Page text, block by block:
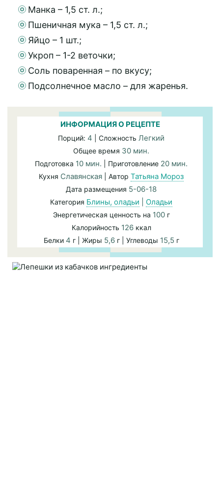
Манка – 1,5 ст. л.;
Пшеничная мука – 1,5 ст. л.;
Яйцо – 1 шт.;
Укроп – 1-2 веточки;
Соль поваренная – по вкусу;
Подсолнечное масло – для жаренья.
ИНФОРМАЦИЯ О РЕЦЕПТЕ
Порций: 4 | Сложность Легкий
Общее время 30 мин.
Подготовка 10 мин. | Приготовление 20 мин.
Кухня Славянская | Автор Татьяна Мороз
Дата размещения 5-06-18
Категория Блины, оладьи Оладьи
Энергетическая ценность на 100г
Калорийность 126ккал
Белки 4 г | Жиры 5,6г | Углеводы 15,5 г